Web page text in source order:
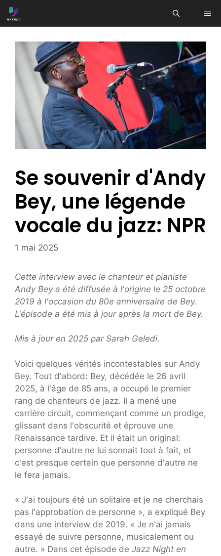
Aller
au
Se souvenir d'Andy
Bey, une légende
vocale du jazz: NPR
1 mai 2025
Cette interview avec le chanteur et pianiste
Andy Bey a été diffusée à l'origine le 25 octobre
2019 à l'occasion du 80e anniversaire de Bey.
L'épisode a été mis à jour après la mort de Bey.
Mis à jour en 2025 par Sarah Geledi.
Voici quelques vérités incontestables sur Andy
Bey. Tout d'abord: Bey, décédée le 26 avril
2025, à l'âge de 85 ans, a occupé le premier
rang de chanteurs de jazz. Il a mené une
carrière circuit, commençant comme un prodige,
glissant dans l'obscurité et éprouve une
Renaissance tardive. Et il était un original:
personne d'autre ne lui sonnait tout à fait, et
c'est presque certain que personne d'autre ne
le fera jamais.
« J'ai toujours été un solitaire et je ne cherchais
pas l'approbation de personne », a expliqué Bey
dans une interview de 2019. « Je n'ai jamais
essayé de suivre personne, musicalement ou
autre. » Dans cet épisode de Jazz Night en